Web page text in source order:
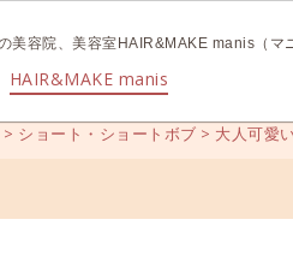
美容院、美容室HAIR&MAKE manis（マ
HAIR&MAKE manis
> ショート・ショートボブ > 大人可愛